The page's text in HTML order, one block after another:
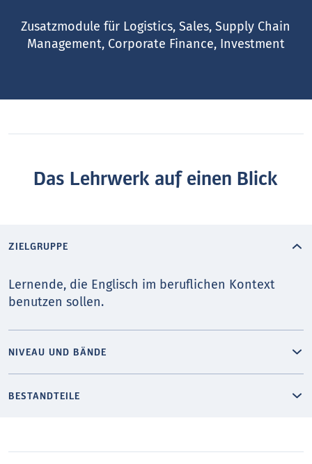
Zusatzmodule für Logistics, Sales, Supply Chain
Management, Corporate Finance, Investment
Das Lehrwerk auf einen Blick
ZIELGRUPPE
Lernende, die Englisch im beruflichen Kontext
benutzen sollen.
NIVEAU UND BÄNDE
BESTANDTEILE